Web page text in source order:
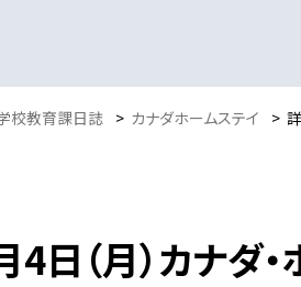
校教育課日誌 > カナダホームステイ >
4日（月）カナ